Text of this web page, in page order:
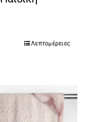
Λεπτομέρειες